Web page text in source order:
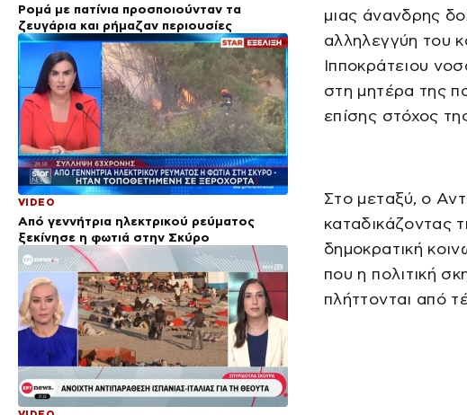
Ρομά με πατίνια προσποιούνταν τα
ζευγάρια και ρήμαζαν περιουσίες
VIDEO
Από γεννήτρια ηλεκτρικού ρεύματος
ξεκίνησε η φωτιά στην Σκύρο
μιας άνανδρης
αλληλεγγύη του
Ιπποκράτειου
στη μητέρα της
επίσης στόχος
Στο μεταξύ, ο
καταδικάζοντας
δημοκρατική
που η πολιτική
πλήττονται από